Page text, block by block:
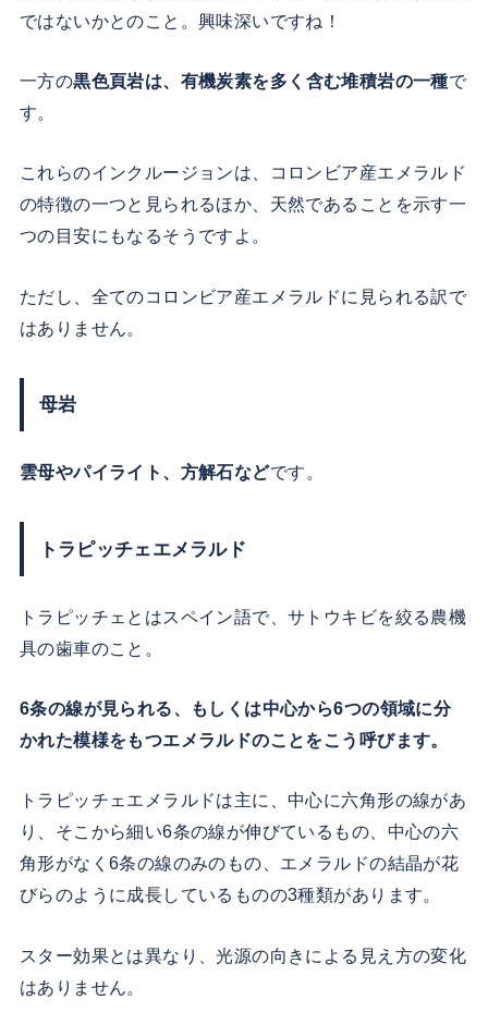
ではないかとのこと。興味深いですね！
一方の黒色頁岩は、有機炭素を多く含む堆積岩の一種で
す。
これらのインクルージョンは、コロンビア産エメラルド
の特徴の一つと見られるほか、天然であることを示す一
つの目安にもなるそうですよ。
ただし、全てのコロンビア産エメラルドに見られる訳で
はありません。
母岩
雲母やパイライト、方解石などです。
トラピッチェエメラルド
トラピッチェとはスペイン語で、サトウキビを絞る農機
具の歯車のこと。
6条の線が見られる、もしくは中心から6つの領域に分
かれた模様をもつエメラルドのことをこう呼びます。
トラピッチェエメラルドは主に、中心に六角形の線があ
り、そこから細い6条の線が伸びているもの、中心の六
角形がなく6条の線のみのもの、エメラルドの結晶が花
びらのように成長しているものの3種類があります。
スター効果とは異なり、光源の向きによる見え方の変化
はありません。